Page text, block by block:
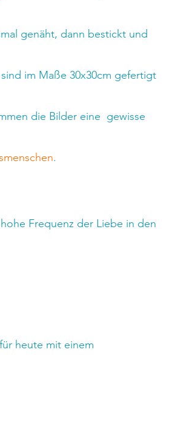
genäht, dann bestickt und
im Maße 30x30cm gefertigt
die Bilder eine  gewisse
.
Frequenz der Liebe in den
heute mit einem